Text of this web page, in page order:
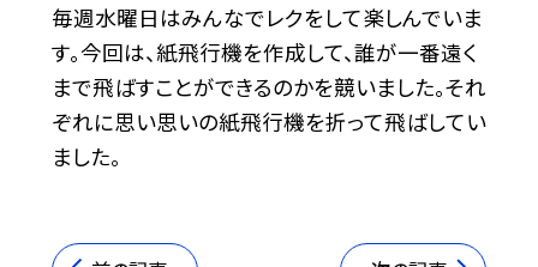
毎週水曜日はみんなでレクをして楽しんでいま
す。今回は、紙飛行機を作成して、誰が一番遠く
まで飛ばすことができるのかを競いました。それ
ぞれに思い思いの紙飛行機を折って飛ばしてい
ました。